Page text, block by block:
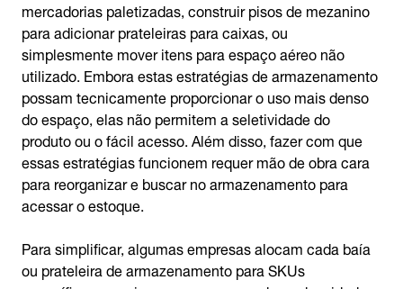
mercadorias paletizadas, construir pisos de mezanino
para adicionar prateleiras para caixas, ou
simplesmente mover itens para espaço aéreo não
utilizado. Embora estas estratégias de armazenamento
possam tecnicamente proporcionar o uso mais denso
do espaço, elas não permitem a seletividade do
produto ou o fácil acesso. Além disso, fazer com que
essas estratégias funcionem requer mão de obra cara
para reorganizar e buscar no armazenamento para
acessar o estoque.
Para simplificar, algumas empresas alocam cada baía
ou prateleira de armazenamento para SKUs